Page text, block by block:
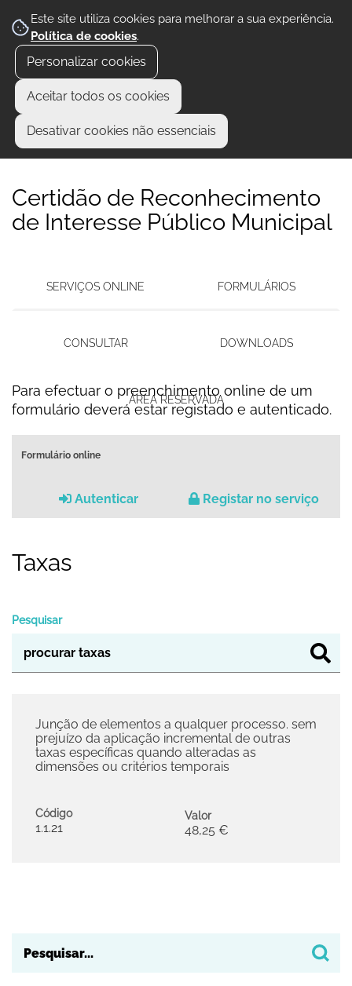
Este site utiliza cookies para melhorar a sua experiência.
Política de cookies.
Personalizar cookies
Aceitar todos os cookies
Desativar cookies não essenciais
Certidão de Reconhecimento
de Interesse Público Municipal
SERVIÇOS ONLINE FORMULÁRIOS
CONSULTAR DOWNLOADS
ÁREA RESERVADA
Para efectuar o preenchimento online de um
formulário deverá estar registado e autenticado.
Formulário online
Autenticar Registar no serviço
Taxas
Pesquisar
Código
1.1.21
Junção de elementos a qualquer processo. sem
prejuízo da aplicação incremental de outras
taxas específicas quando alteradas as
dimensões ou critérios temporais
Valor
48,25 €